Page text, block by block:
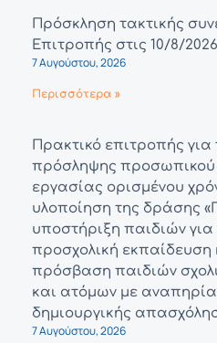
Πρόσκληση τακτικής
Επιτροπής στις 10/8/2026
7 Αυγούστου, 2026
Περισσότερα »
Πρακτικό επιτροπής
πρόσληψης
εργασίας ορισμένου
υλοποίηση της δράσης
υποστήριξη παιδιών για
προσχολική εκπαίδευση
πρόσβαση παιδιών
και ατόμων με
δημιουργικής
7 Αυγούστου, 2026